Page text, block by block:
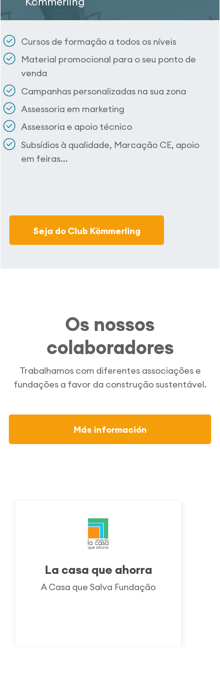
Cursos de formação a todos os níveis
Material promocional para o seu ponto de
venda
Campanhas personalizadas na sua zona
Assessoria em marketing
Assessoria e apoio técnico
Subsídios à qualidade, Marcação CE, apoio
em feiras...
Seja do Club Kömmerling
Os nossos
colaboradores
Trabalhamos com diferentes associações e
fundações a favor da construção sustentável.
Más información
La casa que ahorra
A Casa que Salva Fundação